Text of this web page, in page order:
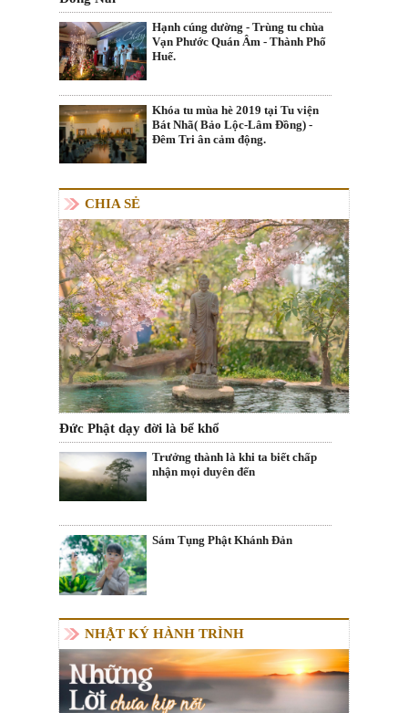
Hạnh cúng dường - Trùng tu chùa
Vạn Phước Quán Âm - Thành Phố
Huế.
Khóa tu mùa hè 2019 tại Tu viện
Bát Nhã( Bảo Lộc-Lâm Đồng) -
Đêm Tri ân cảm động.
CHIA SẺ
Đức Phật dạy đời là bể khổ
Trưởng thành là khi ta biết chấp
nhận mọi duyên đến
Sám Tụng Phật Khánh Đản
NHẬT KÝ HÀNH TRÌNH